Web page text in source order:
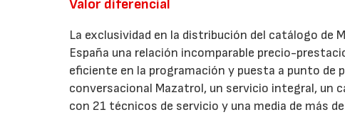
Valor diferencial
La exclusividad en la distribución del catálogo de
España una relación incomparable precio-
eficiente en la programación y puesta a punto de
conversacional Mazatrol, un servicio integral, un
con 21 técnicos de servicio y una media de más